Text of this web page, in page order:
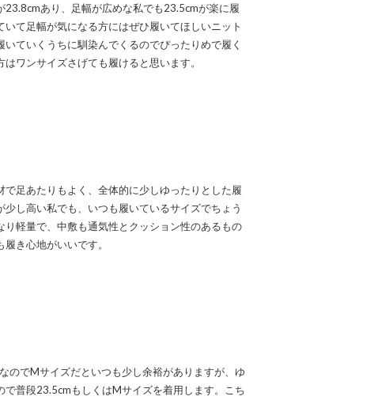
23.8cmあり、足幅が広めな私でも23.5cmが楽に履
て足幅が気になる方にはぜひ履いてほしいニット
ていくうちに馴染んでくるのでぴったりめで履く
ワンサイズさげても履けると思います。
で足あたりもよく、全体的に少しゆったりとした履
少し高い私でも、いつも履いているサイズでちょう
り軽量で、中敷も通気性とクッション性のあるもの
き心地がいいです。
のでMサイズだといつも少し余裕がありますが、ゆ
で普段23.5cmもしくはMサイズを着用します。こち